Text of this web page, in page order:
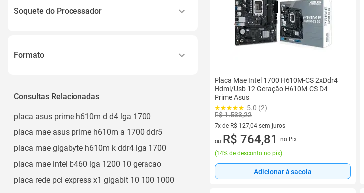
3200/3000/2933/2800/2666/2400/2133
Soquete do Processador
Formato
Micro Atx
Consultas Relacionadas
placa asus prime h610m d d4 lga 1700
placa mae asus prime h610m a 1700 ddr5
placa mae gigabyte h610m k ddr4 lga 1700
placa mae intel b460 lga 1200 10 geracao
placa rede pci express x1 gigabit 10 100 1000
Placa Mae Intel 1700 H610M-CS 2xDdr4
Hdmi/Usb 12 Geração H610M-CS D4
Prime Asus
5.0 (2)
R$ 1.533,22
7x de R$ 127,04 sem juros
7 vez de R$ 127,04 sem juros
ou R$ 764,81
no Pix
(14% de desconto no pix)
Adicionar à sacola